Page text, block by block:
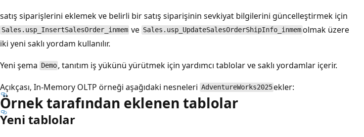
satış siparişlerini eklemek ve belirli bir satış siparişinin sevkiyat bilgilerini güncelleştirmek için
Sales.usp_InsertSalesOrder_inmem ve Sales.usp_UpdateSalesOrderShipInfo_inmemolmak üzere
iki yeni saklı yordam kullanılır.
Yeni şema Demo , tanıtım iş yükünü yürütmek için yardımcı tablolar ve saklı yordamlar içerir.
Açıkçası, In-Memory OLTP örneği aşağıdaki nesneleri AdventureWorks2025ekler:
Örnek tarafından eklenen tablolar
Yeni tablolar